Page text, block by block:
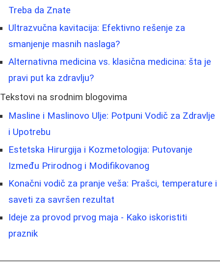
Treba da Znate
Ultrazvučna kavitacija: Efektivno rešenje za
smanjenje masnih naslaga?
Alternativna medicina vs. klasična medicina: šta je
pravi put ka zdravlju?
Tekstovi na srodnim blogovima
Masline i Maslinovo Ulje: Potpuni Vodič za Zdravlje
i Upotrebu
Estetska Hirurgija i Kozmetologija: Putovanje
Između Prirodnog i Modifikovanog
Konačni vodič za pranje veša: Prašci, temperature i
saveti za savršen rezultat
Ideje za provod prvog maja - Kako iskoristiti
praznik